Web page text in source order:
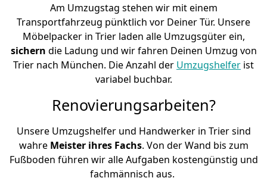
Am Umzugstag stehen wir mit einem
Transportfahrzeug pünktlich vor Deiner Tür. Unsere
Möbelpacker in Trier laden alle Umzugsgüter ein,
sichern die Ladung und wir fahren Deinen Umzug von
Trier nach München. Die Anzahl der Umzugshelfer ist
variabel buchbar.
Renovierungsarbeiten?
Unsere Umzugshelfer und Handwerker in Trier sind
wahre Meister ihres Fachs. Von der Wand bis zum
Fußboden führen wir alle Aufgaben kostengünstig und
fachmännisch aus.